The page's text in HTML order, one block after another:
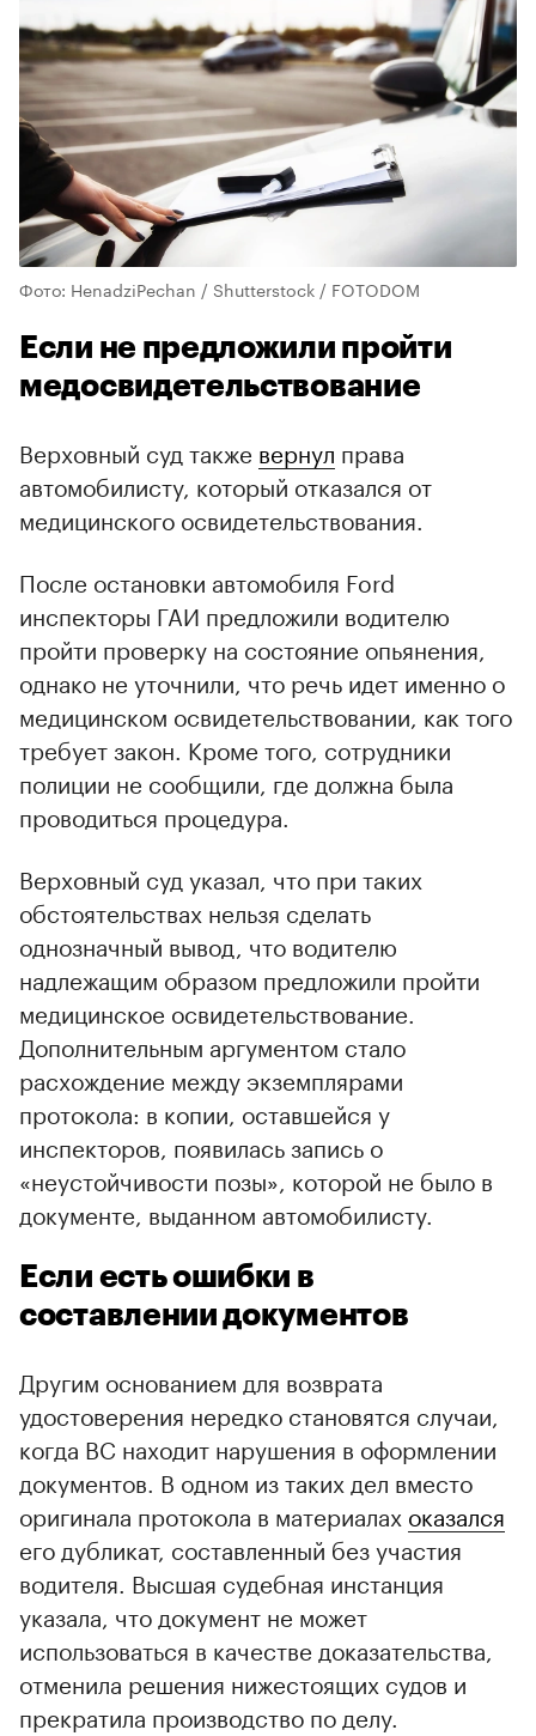
Фото: HenadziPechan / Shutterstock / FOTODOM
Если не предложили пройти
медосвидетельствование
Верховный суд также вернул права
автомобилисту, который отказался от
медицинского освидетельствования.
После остановки автомобиля Ford
инспекторы ГАИ предложили водителю
пройти проверку на состояние опьянения,
однако не уточнили, что речь идет именно о
медицинском освидетельствовании, как того
требует закон. Кроме того, сотрудники
полиции не сообщили, где должна была
проводиться процедура.
Верховный суд указал, что при таких
обстоятельствах нельзя сделать
однозначный вывод, что водителю
надлежащим образом предложили пройти
медицинское освидетельствование.
Дополнительным аргументом стало
расхождение между экземплярами
протокола: в копии, оставшейся у
инспекторов, появилась запись о
«неустойчивости позы», которой не было в
документе, выданном автомобилисту.
Если есть ошибки в
составлении документов
Другим основанием для возврата
удостоверения нередко становятся случаи,
когда ВС находит нарушения в оформлении
документов. В одном из таких дел вместо
оригинала протокола в материалах оказался
его дубликат, составленный без участия
водителя. Высшая судебная инстанция
указала, что документ не может
использоваться в качестве доказательства,
отменила решения нижестоящих судов и
прекратила производство по делу.